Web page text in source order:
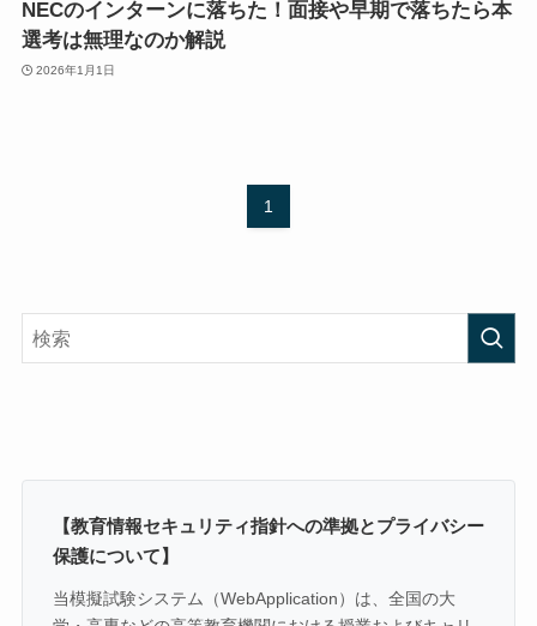
NECのインターンに落ちた！面接や早期で落ちたら本
選考は無理なのか解説
2026年1月1日
1
【教育情報セキュリティ指針への準拠とプライバシー
保護について】
当模擬試験システム（WebApplication）は、全国の大